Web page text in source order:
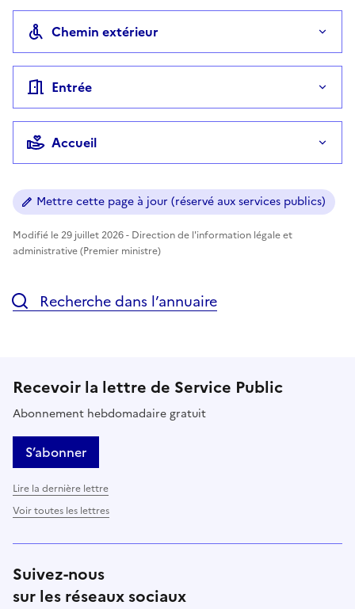
Chemin extérieur
Entrée
Accueil
Mettre cette page à jour (réservé aux services publics)
Modifié le 29 juillet 2026 - Direction de l'information légale et
administrative (Premier ministre)
Recherche dans l’annuaire
Recevoir la lettre de Service Public
Abonnement hebdomadaire gratuit
S’abonner
Lire la dernière lettre
Voir toutes les lettres
Suivez-nous
sur les réseaux sociaux